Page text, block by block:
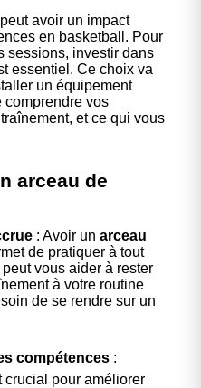
avoir un impact
en basketball. Pour
sessions, investir dans
essentiel. Ce choix va
un équipement
comprendre vos
et ce qui vous
arceau de
: Avoir un arceau
de pratiquer à tout
vous aider à rester
à votre routine
de se rendre sur un
compétences :
crucial pour améliorer